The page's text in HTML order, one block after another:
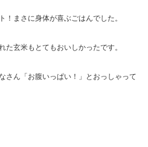
まさに身体が喜ぶごはんでした。
玄米もとてもおいしかったです。
さん「お腹いっぱい！」とおっしゃって